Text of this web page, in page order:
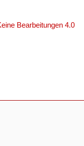
Bearbeitungen 4.0